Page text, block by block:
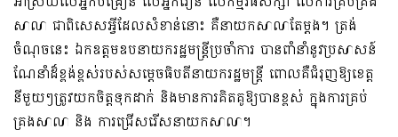
សាលា ជាពិសេសអ្វីដែលសំខាន់នោះ គឺនាយកសាលាតែម្តង។ ត្រង់
ចំណុចនេះ ឯកឧត្តមឧបនាយករដ្ឋមន្ត្រីប្រចាំការ បានពាំនាំនូវប្រសាសន៍
ណែនាំដ៏ខ្ពង់ខ្ពស់របស់សម្តេចធិបតីនាយករដ្ឋមន្ត្រី ពោលគឺជំរុញឱ្យខេត្ត
នីមួយៗត្រូវយកចិត្តទុកដាក់ និងមានការគិតគូឱ្យបានខ្ពស់ ក្នុងការគ្រប់
គ្រងសាលា និង ការជ្រើសរើសនាយកសាលា។